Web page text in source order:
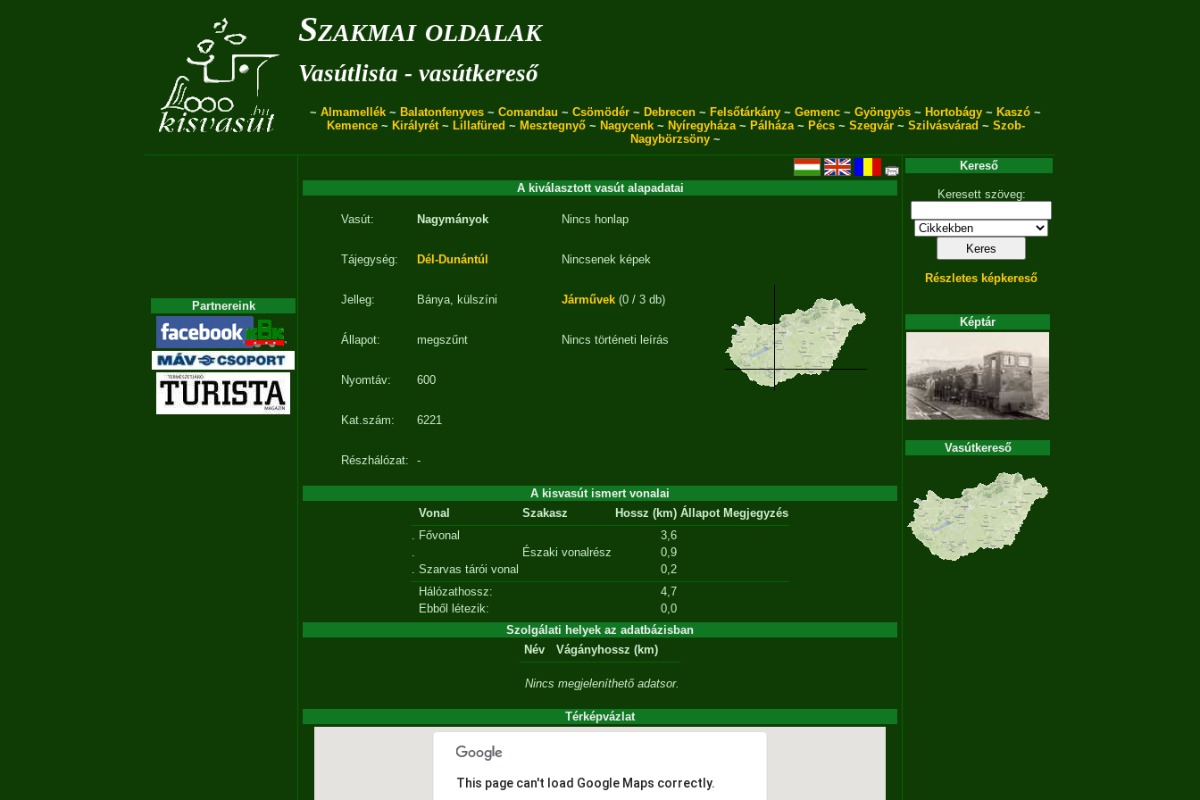
Szakmai oldalak
Vasútlista - vasútkereső
~ Almamellék ~ Balatonfenyves ~ Comandau ~ Csömödér ~ Debrecen ~ Felsőtárkány ~ Gemenc ~ Gyöngyös ~ Hortobágy ~ Kaszó ~
Kemence~ Királyrét~ Lillafüred ~ Mesztegnyő~ Nagycenk~ Nyíregyháza~ Pálháza~ Pécs~ Szegvár~ Szilvásvárad ~ Szob-
Nagybörzsöny ~
Partnereink
A kiválasztott vasút alapadatai
Vasút: Nagymányok
Tájegység: Dél-Dunántúl
Jelleg: Bánya, külszíni
Állapot: megszűnt
Nyomtáv: 600
Kat.szám: 6221
Részhálózat: -
Nincs honlap
Nincsenek képek
Járművek(0 / 3 db)
Nincs történeti leírás
A kisvasút ismert vonalai
Vonal
Szakasz Hossz (km) Állapot Megjegyzés
. Fővonal
3,6
.
Északi vonalrész
0,9
. Szarvas tárói vonal
0,2
Hálózathossz:
4,7
Ebből létezik:
0,0
Szolgálati helyek az adatbázisban
Név
Vágányhossz (km)
Nincs megjeleníthető adatsor.
Térképvázlat
This page can't load Google Maps correctly.
Kereső
Keresett szöveg:
Részletes képkereső
Képtár
Vasútkereső